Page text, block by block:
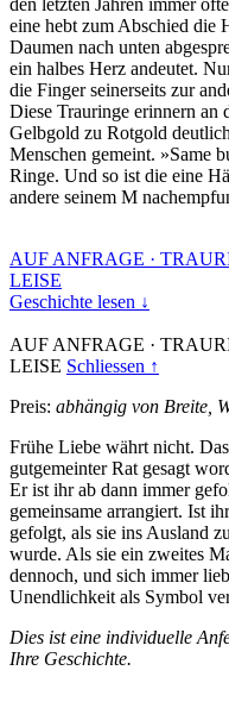
eine hebt zum Abschied die
Daumen nach unten
ein halbes Herz andeutet.
die Finger seinerseits zur
Diese Trauringe erinnern an
Gelbgold zu Rotgold
Menschen gemeint. »Same
Ringe. Und so ist die eine
andere seinem M
AUF ANFRAGE ·
LEISE
Geschichte lesen ↓
AUF ANFRAGE ·
LEISE Schliessen ↑
Preis: abhängig von Breite,
Frühe Liebe währt nicht.
gutgemeinter Rat gesagt
Er ist ihr ab dann immer
gemeinsame arrangiert. Ist
gefolgt, als sie ins Ausland
wurde. Als sie ein zweites
dennoch, und sich immer
Unendlichkeit als Symbol
Dies ist eine individuelle
Ihre Geschichte.